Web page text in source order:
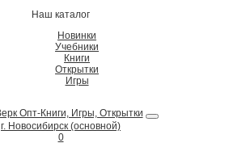
Наш каталог
Новинки
Учебники
Книги
Открытки
Игры
г. Новосибирск (основной)
0